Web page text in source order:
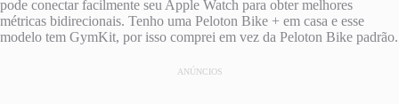
pode conectar facilmente seu Apple Watch para obter melhores
métricas bidirecionais. Tenho uma Peloton Bike + em casa e esse
modelo tem GymKit, por isso comprei em vez da Peloton Bike padrão.
ANÚNCIOS